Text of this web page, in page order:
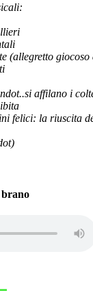
(allegretto
affilano i
felici: la riuscita